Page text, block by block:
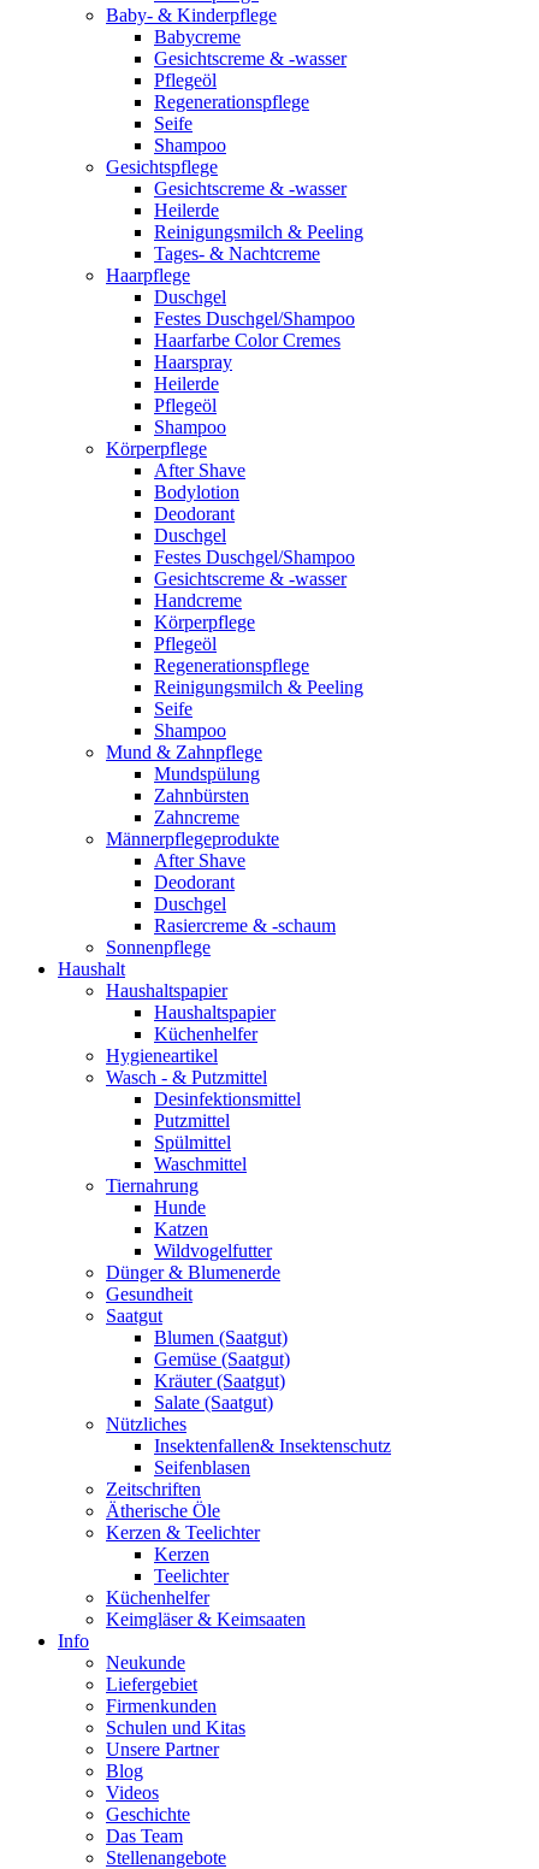
Baby- & Kinderpflege
Babycreme
Gesichtscreme & -wasser
Pflegeöl
Regenerationspflege
Seife
Shampoo
Gesichtspflege
Gesichtscreme & -wasser
Heilerde
Reinigungsmilch & Peeling
Tages- & Nachtcreme
Haarpflege
Duschgel
Festes Duschgel/Shampoo
Haarfarbe Color Cremes
Haarspray
Heilerde
Pflegeöl
Shampoo
Körperpflege
After Shave
Bodylotion
Deodorant
Duschgel
Festes Duschgel/Shampoo
Gesichtscreme & -wasser
Handcreme
Körperpflege
Pflegeöl
Regenerationspflege
Reinigungsmilch & Peeling
Seife
Shampoo
Mund & Zahnpflege
Mundspülung
Zahnbürsten
Zahncreme
Männerpflegeprodukte
After Shave
Deodorant
Duschgel
Rasiercreme & -schaum
Sonnenpflege
Haushalt
Haushaltspapier
Haushaltspapier
Küchenhelfer
Hygieneartikel
Wasch - & Putzmittel
Desinfektionsmittel
Putzmittel
Spülmittel
Waschmittel
Tiernahrung
Hunde
Katzen
Wildvogelfutter
Dünger & Blumenerde
Gesundheit
Saatgut
Blumen (Saatgut)
Gemüse (Saatgut)
Kräuter (Saatgut)
Salate (Saatgut)
Nützliches
Insektenfallen& Insektenschutz
Seifenblasen
Zeitschriften
Ätherische Öle
Kerzen & Teelichter
Kerzen
Teelichter
Küchenhelfer
Keimgläser & Keimsaaten
Info
Neukunde
Liefergebiet
Firmenkunden
Schulen und Kitas
Unsere Partner
Blog
Videos
Geschichte
Das Team
Stellenangebote